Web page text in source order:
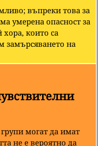
въпреки това за
умерена опасност за
които са
замърсяването на
могат да имат
не е вероятно да